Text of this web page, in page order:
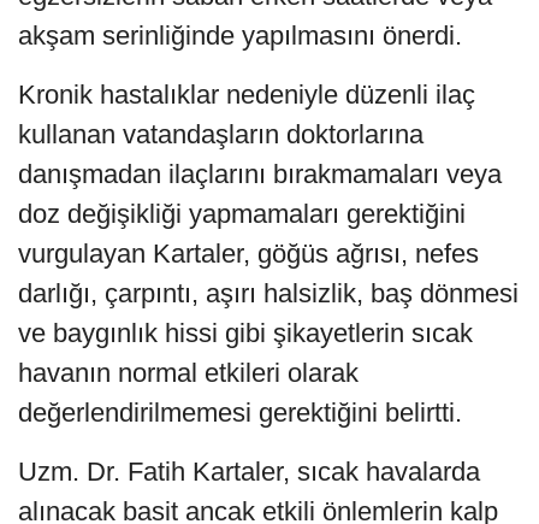
akşam serinliğinde yapılmasını önerdi.
Kronik hastalıklar nedeniyle düzenli ilaç
kullanan vatandaşların doktorlarına
danışmadan ilaçlarını bırakmamaları veya
doz değişikliği yapmamaları gerektiğini
vurgulayan Kartaler, göğüs ağrısı, nefes
darlığı, çarpıntı, aşırı halsizlik, baş dönmesi
ve baygınlık hissi gibi şikayetlerin sıcak
havanın normal etkileri olarak
değerlendirilmemesi gerektiğini belirtti.
Uzm. Dr. Fatih Kartaler, sıcak havalarda
alınacak basit ancak etkili önlemlerin kalp